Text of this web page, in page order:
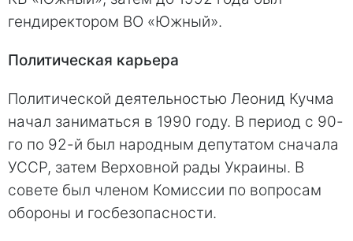
гендиректором ВО «Южный».
Политическая карьера
Политической деятельностью Леонид Кучма
начал заниматься в 1990 году. В период с 90-
го по 92-й был народным депутатом сначала
УССР, затем Верховной рады Украины. В
совете был членом Комиссии по вопросам
обороны и госбезопасности.